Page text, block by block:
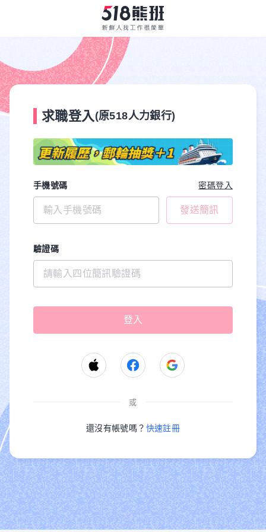
求職登入 (原518人力銀行)
手機號碼 密碼登入
發送簡訊
驗證碼
或
還沒有帳號嗎？ 快速註冊